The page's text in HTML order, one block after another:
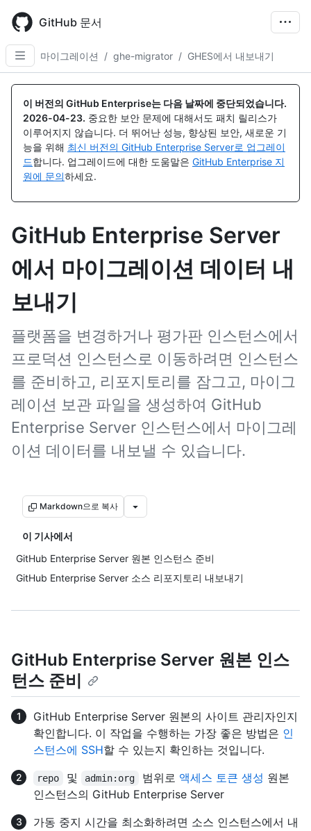
main
content
GitHub 문서
마이그레이션 / ghe-migrator / GHES에서 내보내기
이 버전의 GitHub Enterprise는 다음 날짜에 중단되었습니다.
2026-04-23. 중요한 보안 문제에 대해서도 패치 릴리스가
이루어지지 않습니다. 더 뛰어난 성능, 향상된 보안, 새로운 기
능을 위해 최신 버전의 GitHub Enterprise Server로 업그레이
드합니다. 업그레이드에 대한 도움말은 GitHub Enterprise 지
원에 문의하세요.
GitHub Enterprise Server
에서 마이그레이션 데이터 내
보내기
플랫폼을 변경하거나 평가판 인스턴스에서
프로덕션 인스턴스로 이동하려면 인스턴스
를 준비하고, 리포지토리를 잠그고, 마이그
레이션 보관 파일을 생성하여 GitHub
Enterprise Server 인스턴스에서 마이그레
이션 데이터를 내보낼 수 있습니다.
Markdown으로 복사
이 기사에서
GitHub Enterprise Server 원본 인스턴스 준비
GitHub Enterprise Server 소스 리포지토리 내보내기
GitHub Enterprise Server 원본 인스
턴스 준비
GitHub Enterprise Server 원본의 사이트 관리자인지
확인합니다. 이 작업을 수행하는 가장 좋은 방법은 인
스턴스에 SSH할 수 있는지 확인하는 것입니다.
repo 및 admin:org 범위로 액세스 토큰 생성 원본
인스턴스의 GitHub Enterprise Server
가동 중지 시간을 최소화하려면 소스 인스턴스에서 내